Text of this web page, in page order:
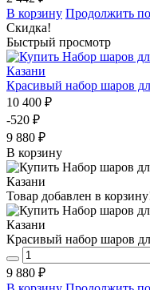
В корзину Продолжить
Скидка!
Быстрый просмотр
Красивый набор шаров
10 400 ₽
-520 ₽
9 880 ₽
В корзину
Товар добавлен в
Красивый набор шаров
9 880 ₽